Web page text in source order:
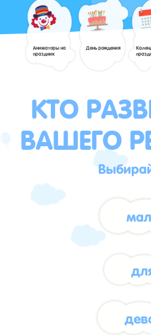
Аниматоры на
праздник
День рождения
КТО
ВАШЕГО